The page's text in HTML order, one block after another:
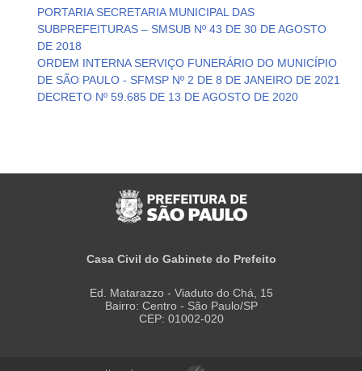
PORTARIA SECRETARIA MUNICIPAL DAS
SUBPREFEITURAS – SMSUB Nº 43 DE 30 DE AGOSTO
DE 2018
ORDEM INTERNA SERVIÇO FUNERÁRIO DO MUNICÍPIO
DE SÃO PAULO - SFMSP Nº 2 DE 8 DE JANEIRO DE 2021
DECRETO Nº 59.685 DE 13 DE AGOSTO DE 2020
Casa Civil do Gabinete do Prefeito
Ed. Matarazzo - Viaduto do Chá, 15
Bairro: Centro - São Paulo/SP
CEP: 01002-020